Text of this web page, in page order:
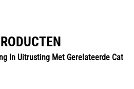
In Uitrusting Met Gerelateerde Cat